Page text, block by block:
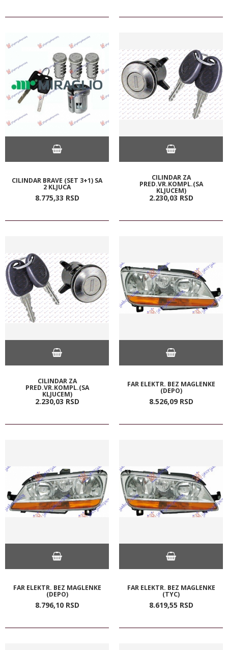
CILINDAR BRAVE (SET 3+1) SA
2 KLJUCA
8.775,33 RSD
CILINDAR ZA
PRED.VR.KOMPL.(SA
KLJUCEM)
2.230,03 RSD
CILINDAR ZA
PRED.VR.KOMPL.(SA
KLJUCEM)
2.230,03 RSD
FAR ELEKTR. BEZ MAGLENKE
(DEPO)
8.526,09 RSD
FAR ELEKTR. BEZ MAGLENKE
(DEPO)
8.796,10 RSD
FAR ELEKTR. BEZ MAGLENKE
(TYC)
8.619,55 RSD